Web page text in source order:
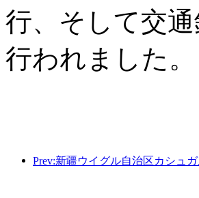
行、そして交
行われました。